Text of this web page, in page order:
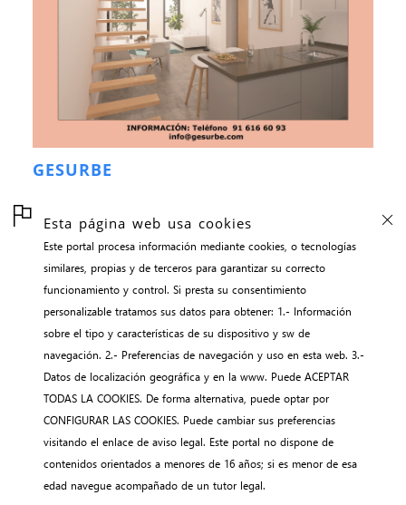
Esta página web usa cookies
Este portal procesa información mediante cookies, o tecnologías
similares, propias y de terceros para garantizar su correcto
funcionamiento y control. Si presta su consentimiento
personalizable tratamos sus datos para obtener: 1.- Información
sobre el tipo y características de su dispositivo y sw de
navegación. 2.- Preferencias de navegación y uso en esta web. 3.-
Datos de localización geográfica y en la www. Puede ACEPTAR
TODAS LA COOKIES. De forma alternativa, puede optar por
CONFIGURAR LAS COOKIES. Puede cambiar sus preferencias
visitando el enlace de aviso legal. Este portal no dispone de
contenidos orientados a menores de 16 años; si es menor de esa
edad navegue acompañado de un tutor legal.
GESURBE
contacto
aviso legal
gestión de cookies
webNEWS || adalidmyo